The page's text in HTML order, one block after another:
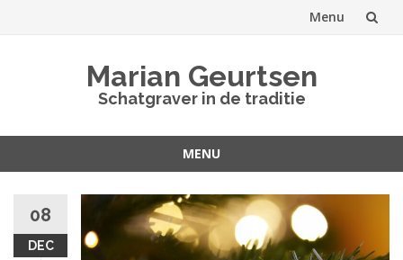
Menu
Marian Geurtsen
Schatgraver in de traditie
MENU
inhoud08
DEC